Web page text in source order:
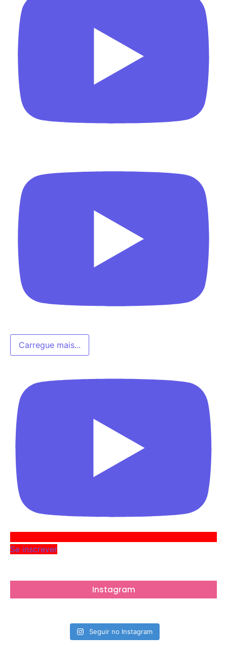
Carregue mais...
Se inscrever
Instagram
Seguir no Instagram